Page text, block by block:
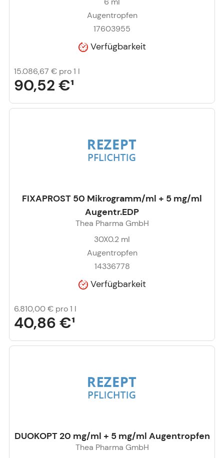
Augentropfen
17603955
Verfügbarkeit
90,52 €¹
15.086,67 € pro 1 l
FIXAPROST 50 Mikrogramm/ml + 5 mg/ml
Augentr.EDP
Thea Pharma GmbH
30X0.2 ml
Augentropfen
14336778
Verfügbarkeit
40,86 €¹
6.810,00 € pro 1 l
DUOKOPT 20 mg/ml + 5 mg/ml Augentropfen
Thea Pharma GmbH